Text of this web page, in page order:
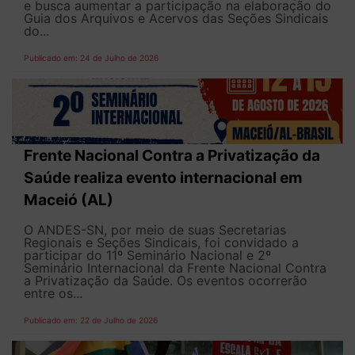
e busca aumentar a participação na elaboração do
Guia dos Arquivos e Acervos das Seções Sindicais
do...
Publicado em: 24 de Julho de 2026
Frente Nacional Contra a Privatização da
Saúde realiza evento internacional em
Maceió (AL)
O ANDES-SN, por meio de suas Secretarias
Regionais e Seções Sindicais, foi convidado a
participar do 11º Seminário Nacional e 2º
Seminário Internacional da Frente Nacional Contra
a Privatização da Saúde. Os eventos ocorrerão
entre os...
Publicado em: 22 de Julho de 2026